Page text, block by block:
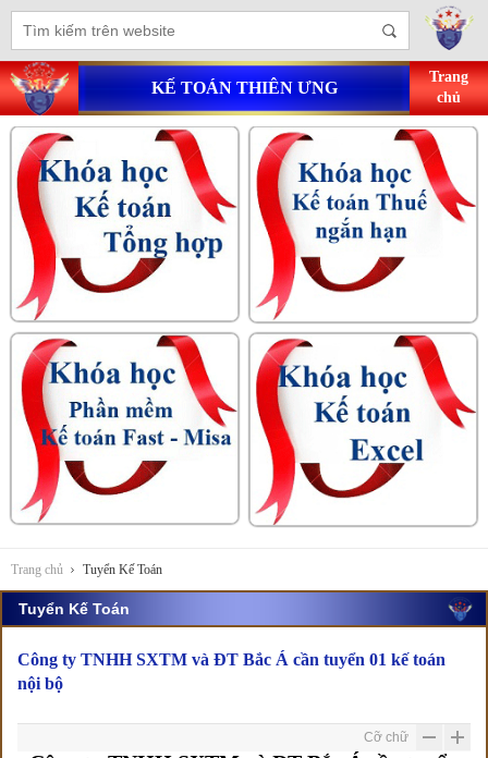
KẾ TOÁN THIÊN ƯNG
Trang
chủ
Trang chủ Tuyển Kế Toán
Tuyển Kế Toán
Công ty TNHH SXTM và ĐT Bắc Á cần tuyển 01 kế toán
nội bộ
Cỡ chữ